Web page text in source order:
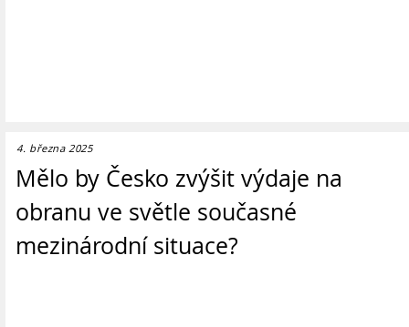
4. března 2025
Mělo by Česko zvýšit výdaje na
obranu ve světle současné
mezinárodní situace?